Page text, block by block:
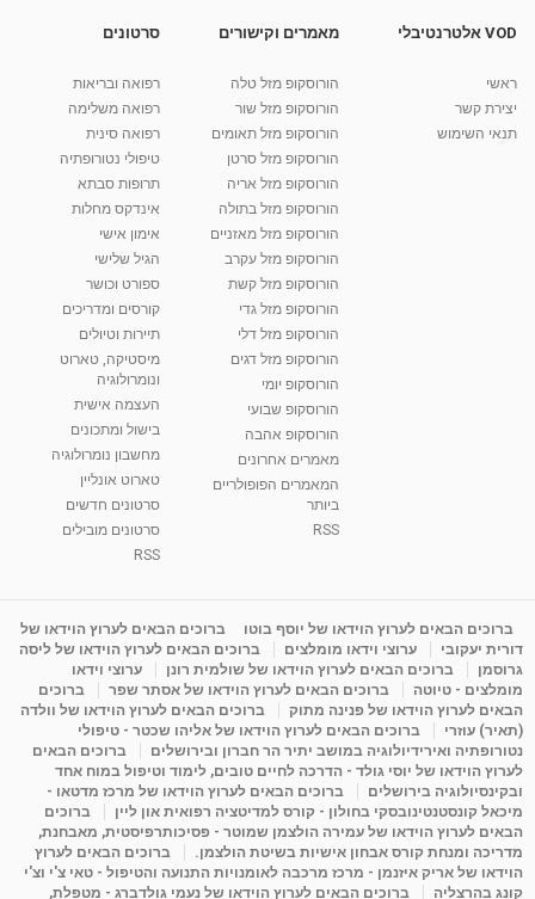
מאת vod-galit 10 שנים
09:05
אוריה עמית - ארבע נקודות מגדירות את הטריטוריה
10:17
קרין גורן - העוגה המתגלצ’ת ללא קמח
יוסי שר - מתמחה בשיטת אלכסנדר וטאי צ'י
2,738 צפיות
01:46
רנה רז-גילו -טיפול אנרגטי ויעוץ רוחני - נומרולוגית
2,314 צפיות
סודות בתאריך הלידה, משמעות חודש הלידה -
ינואר זינה ליבשיץ נומרולוגית
09:12
מדיטציה בדמיון מודרך - היכרות עם האני הפנימי
מאת admin 11 שנים 3,649 צפיות
15:49
פנינה מתוק - מרכז "נתיב הלב" בהרצליה-
מדיטציה-התחדשות
מאת Shahar-vod 2,146 צפיות
VOD אלטרנטיבלי
ראשי
יצירת קשר
תנאי השימוש
מאמרים וקישורים
הורוסקופ מזל טלה
הורוסקופ מזל שור
הורוסקופ מזל תאומים
הורוסקופ מזל סרטן
הורוסקופ מזל אריה
הורוסקופ מזל בתולה
הורוסקופ מזל מאזניים
הורוסקופ מזל עקרב
הורוסקופ מזל קשת
הורוסקופ מזל גדי
הורוסקופ מזל דלי
הורוסקופ מזל דגים
הורוסקופ יומי
הורוסקופ שבועי
הורוסקופ אהבה
מאמרים אחרונים
המאמרים הפופולריים
ביותר
RSS
סרטונים
רפואה ובריאות
רפואה משלימה
רפואה סינית
טיפולי נטורופתיה
תרופות סבתא
אינדקס מחלות
אימון אישי
הגיל שלישי
ספורט וכושר
קורסים ומדריכים
תיירות וטיולים
מיסטיקה, טארוט
ונומרולוגיה
העצמה אישית
בישול ומתכונים
מחשבון נומרולוגיה
טארוט אונליין
סרטונים חדשים
סרטונים מובילים
RSS
ברוכים הבאים לערוץ הוידאו של יוסף בוטו
ברוכים הבאים לערוץ הוידאו של
דורית יעקובי
ערוצי וידאו מומלצים
ברוכים הבאים לערוץ הוידאו של ליסה
גרוסמן
ברוכים הבאים לערוץ הוידאו של שולמית רונן
ערוצי וידאו
מומלצים - טיוטה
ברוכים הבאים לערוץ הוידאו של אסתר שפר
ברוכים
הבאים לערוץ הוידאו של פנינה מתוק
ברוכים הבאים לערוץ הוידאו של וולדה
(תאיר) עוזרי
ברוכים הבאים לערוץ הוידאו של אליהו שכטר - טיפולי
נטורופתיה ואירידיולוגיה במושב יתיר הר חברון ובירושלים
ברוכים הבאים
לערוץ הוידאו של יוסי גולד - הדרכה לחיים טובים, לימוד וטיפול במוח אחד
ובקינסיולוגיה בירושלים
ברוכים הבאים לערוץ הוידאו של מרכז מדטאו -
מיכאל קונסטנטינובסקי בחולון - קורס למדיטציה רפואית און ליין
ברוכים
הבאים לערוץ הוידאו של עמירה הולצמן שמוטר - פסיכותרפיסטית, מאבחנת,
מדריכה ומנחת קורס אבחון אישיות בשיטת הולצמן.
ברוכים הבאים לערוץ
הוידאו של אריק איזנמן - מרכז מרכבה לאומנויות התנועה והטיפול - טאי צ'י וצ'י
קונג בהרצליה
ברוכים הבאים לערוץ הוידאו של נעמי גולדברג - מטפלת,